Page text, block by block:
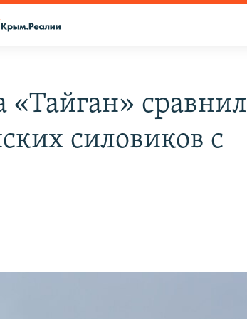
«Тайган» сравнил
силовиков с